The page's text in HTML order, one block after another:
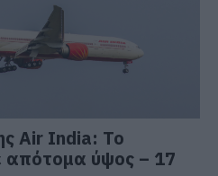
Air India: Το
ύψος – 17